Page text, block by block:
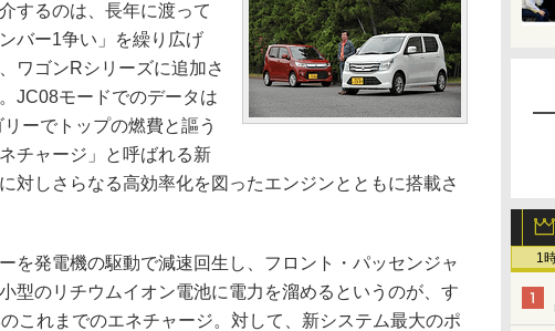
1
するのは、長年に渡って
バー1争い」を繰り広げ
ワゴンRシリーズに追加さ
JC08モードでのデータは
ーでトップの燃費と謳う
チャージ」と呼ばれる新
対しさらなる高効率化を図ったエンジンとともに搭載さ
を発電機の駆動で減速回生し、フロント・パッセンジャ
型のリチウムイオン電池に電力を溜めるというのが、す
これまでのエネチャージ。対して、新システム最大のポ